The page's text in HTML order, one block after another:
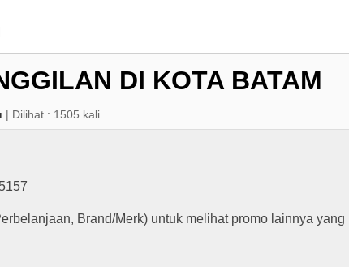
DI KOTA BATAM
| Dilihat : 1505 kali
Brand/Merk) untuk melihat promo lainnya yang